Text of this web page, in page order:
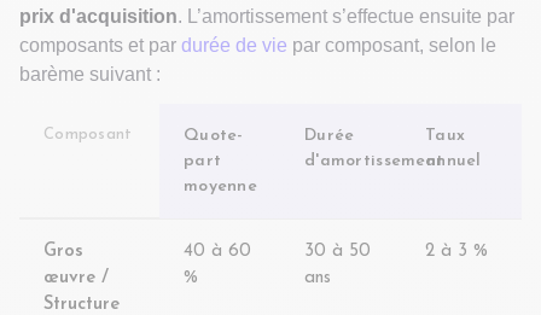
prix d'acquisition. L’amortissement s’effectue ensuite par
composants et par durée de vie par composant, selon le
barème suivant :
Composant
Quote-
part
moyenne
Durée
d'amortissement
Taux
annuel
Gros
œuvre /
Structure
40 à 60
%
30 à 50
ans
2 à 3 %